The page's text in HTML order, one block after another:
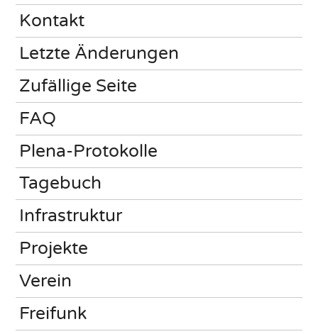
Kontakt
Letzte Änderungen
Zufällige Seite
FAQ
Plena-Protokolle
Tagebuch
Infrastruktur
Projekte
Verein
Freifunk